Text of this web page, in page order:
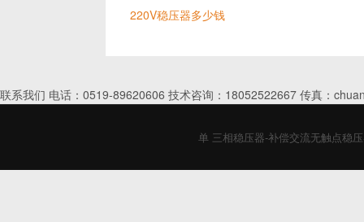
220V稳压器多少钱
联系我们 电话：0519-89620606 技术咨询：18052522667 传真：
单 三相稳压器-补偿交流无触点稳